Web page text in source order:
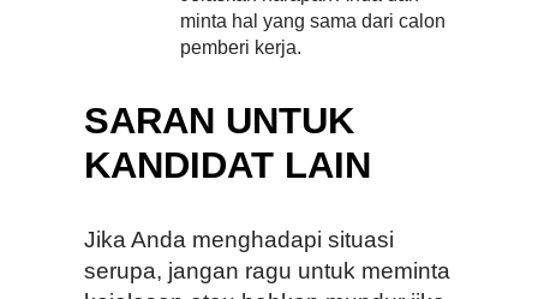
minta hal yang sama dari calon
pemberi kerja.
SARAN UNTUK
KANDIDAT LAIN
Jika Anda menghadapi situasi
serupa, jangan ragu untuk meminta